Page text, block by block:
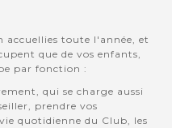
accuellies toute l'année, et
que de vos enfants,
par fonction :
qui se charge aussi
prendre vos
quotidienne du Club, les